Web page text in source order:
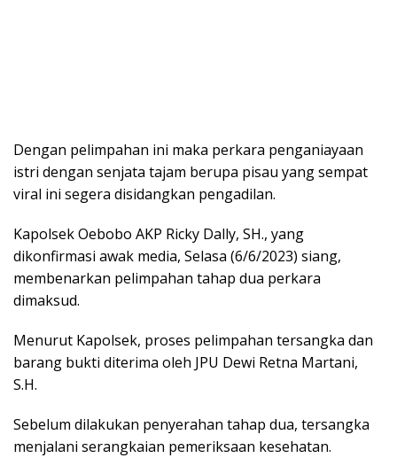
Dengan pelimpahan ini maka perkara penganiayaan
istri dengan senjata tajam berupa pisau yang sempat
viral ini segera disidangkan pengadilan.
Kapolsek Oebobo AKP Ricky Dally, SH., yang
dikonfirmasi awak media, Selasa (6/6/2023) siang,
membenarkan pelimpahan tahap dua perkara
dimaksud.
Menurut Kapolsek, proses pelimpahan tersangka dan
barang bukti diterima oleh JPU Dewi Retna Martani,
S.H.
Sebelum dilakukan penyerahan tahap dua, tersangka
menjalani serangkaian pemeriksaan kesehatan.